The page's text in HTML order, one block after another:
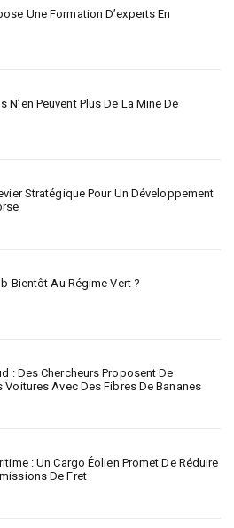
Une Formation D’experts En
N’en Peuvent Plus De La Mine De
Stratégique Pour Un Développement
Bientôt Au Régime Vert ?
: Des Chercheurs Proposent De
Voitures Avec Des Fibres De Bananes
: Un Cargo Éolien Promet De Réduire
De Fret